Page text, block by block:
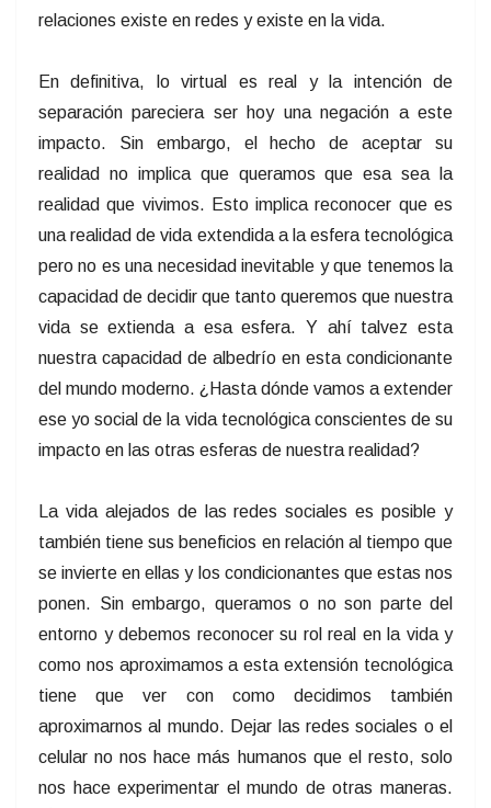
relaciones existe en redes y existe en la vida.
En definitiva, lo virtual es real y la intención de
separación pareciera ser hoy una negación a este
impacto. Sin embargo, el hecho de aceptar su
realidad no implica que queramos que esa sea la
realidad que vivimos. Esto implica reconocer que es
una realidad de vida extendida a la esfera tecnológica
pero no es una necesidad inevitable y que tenemos la
capacidad de decidir que tanto queremos que nuestra
vida se extienda a esa esfera. Y ahí talvez esta
nuestra capacidad de albedrío en esta condicionante
del mundo moderno. ¿Hasta dónde vamos a extender
ese yo social de la vida tecnológica conscientes de su
impacto en las otras esferas de nuestra realidad?
La vida alejados de las redes sociales es posible y
también tiene sus beneficios en relación al tiempo que
se invierte en ellas y los condicionantes que estas nos
ponen. Sin embargo, queramos o no son parte del
entorno y debemos reconocer su rol real en la vida y
como nos aproximamos a esta extensión tecnológica
tiene que ver con como decidimos también
aproximarnos al mundo. Dejar las redes sociales o el
celular no nos hace más humanos que el resto, solo
nos hace experimentar el mundo de otras maneras.